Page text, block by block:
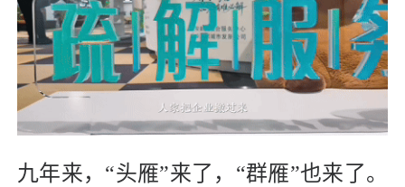
九年来，“头雁”来了，“群雁”也来了。